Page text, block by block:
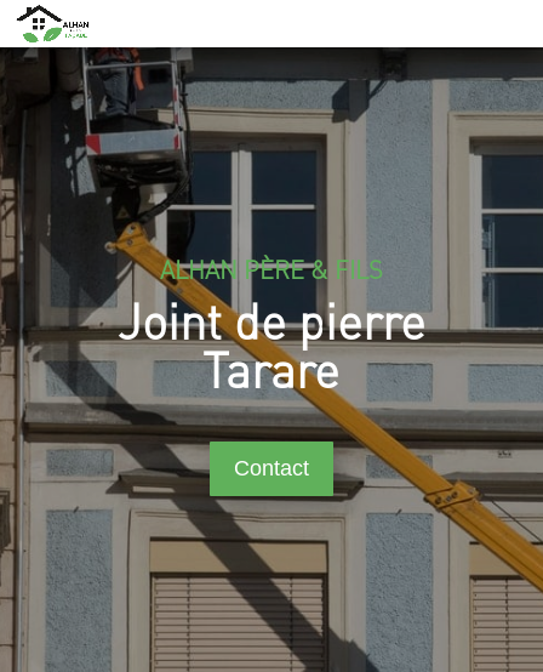
ALHAN PÈRE & FILS
Joint de pierre
Tarare
Contact